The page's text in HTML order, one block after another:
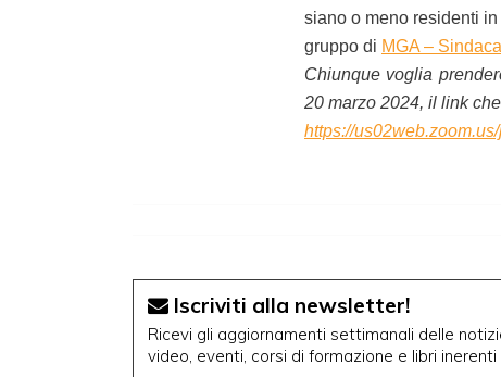
siano o meno residenti in
gruppo di MGA –
Chiunque voglia
20 marzo 2024, il link
https://
Iscriviti alla newsletter!
Ricevi gli aggiornamenti settimanali delle
video, eventi, corsi di formazione e libri